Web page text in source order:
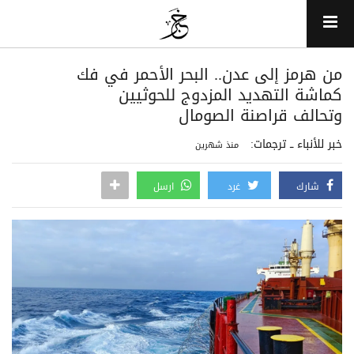
من هرمز إلى عدن.. البحر الأحمر في فك
كماشة التهديد المزدوج للحوثيين
وتحالف قراصنة الصومال
خبر للأنباء ــ ترجمات: منذ شهرين
شارك غرد ارسل